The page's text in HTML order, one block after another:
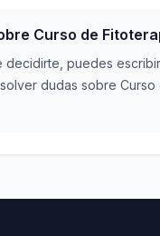
Curso de
decidirte, puedes
dudas sobre